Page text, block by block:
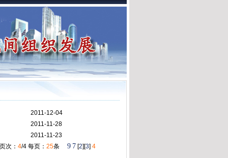
2011-12-04
2011-11-28
2011-11-23
次： 4/4 每页： 25条 9 7 [2][3] 4